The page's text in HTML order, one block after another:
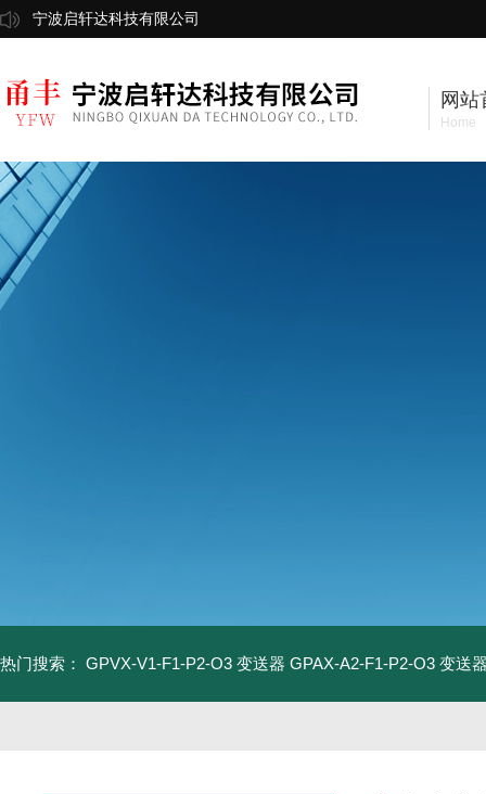
宁波启轩达科技有限公司
网站
Home
热门搜索： GPVX-V1-F1-P2-O3 变送器 GPAX-A2-F1-P2-O3 变送